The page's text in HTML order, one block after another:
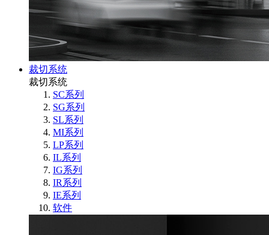
裁切系统
裁切系统
SC系列
SG系列
SL系列
MI系列
LP系列
IL系列
IG系列
IR系列
IE系列
软件